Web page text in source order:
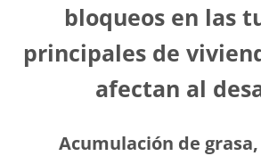
bloqueos en las
principales de
afectan al
Acumulación de